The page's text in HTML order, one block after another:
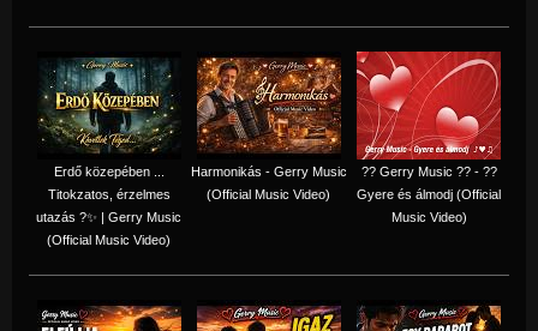
Erdő közepében ...
Titokzatos, érzelmes
utazás ?✨ | Gerry Music
(Official Music Video)
Harmonikás - Gerry Music
(Official Music Video)
?? Gerry Music ?? - ??
Gyere és álmodj (Official
Music Video)